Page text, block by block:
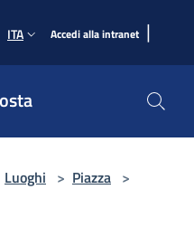
ITA Accedi alla intranet |
Luoghi > Piazza >